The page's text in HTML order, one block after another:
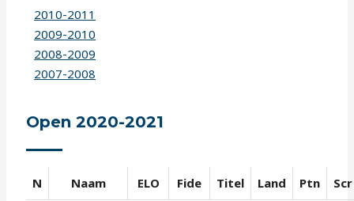
2010-2011
2009-2010
2008-2009
2007-2008
Open 2020-2021
N Naam ELO Fide Titel Land Ptn Scr